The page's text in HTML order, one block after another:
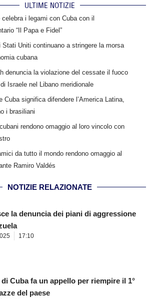
ULTIME NOTIZIE
celebra i legami con Cuba con il
“Il Papa e Fidel”
Stati Uniti continuano a stringere la morsa
cubana
denuncia la violazione del cessate il fuoco
Israele nel Libano meridionale
Cuba significa difendere l’America Latina,
i brasiliani
rendono omaggio al loro vincolo con
da tutto il mondo rendono omaggio al
Ramiro Valdés
NOTIZIE RELAZIONATE
la denuncia dei piani di aggressione
17:10
Cuba fa un appello per riempire il 1°
del paese